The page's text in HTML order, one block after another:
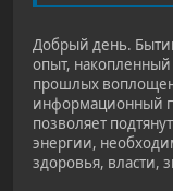
Добрый день.
опыт,
прошлых
информационный
позволяет
энергии,
здоровья, власти,